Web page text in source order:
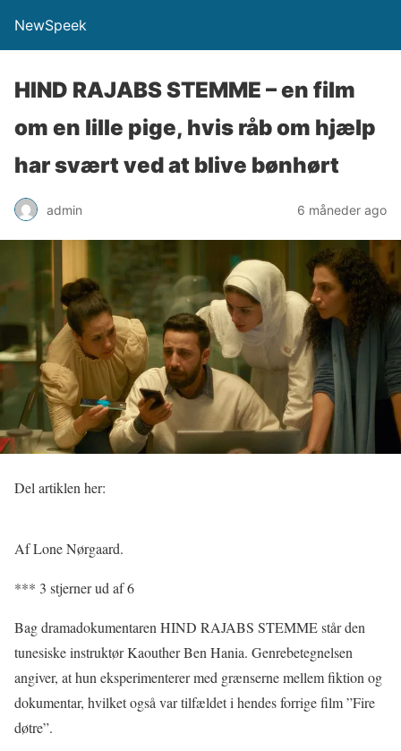
NewSpeek
HIND RAJABS STEMME – en film
om en lille pige, hvis råb om hjælp
har svært ved at blive bønhørt
admin 6 måneder ago
Del artiklen her:
Af Lone Nørgaard.
*** 3 stjerner ud af 6
Bag dramadokumentaren HIND RAJABS STEMME står den
tunesiske instruktør Kaouther Ben Hania. Genrebetegnelsen
angiver, at hun eksperimenterer med grænserne mellem fiktion og
dokumentar, hvilket også var tilfældet i hendes forrige film ”Fire
døtre”.